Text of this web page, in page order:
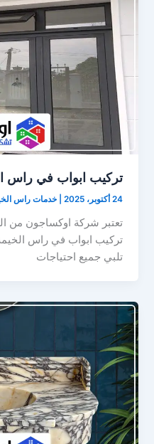
تركيب ابواب في راس
24 أكتوبر، 2025 |خدمات راس
تعتبر شركة اوكساجون من
تركيب ابواب في راس
تلبي جميع احتياجات